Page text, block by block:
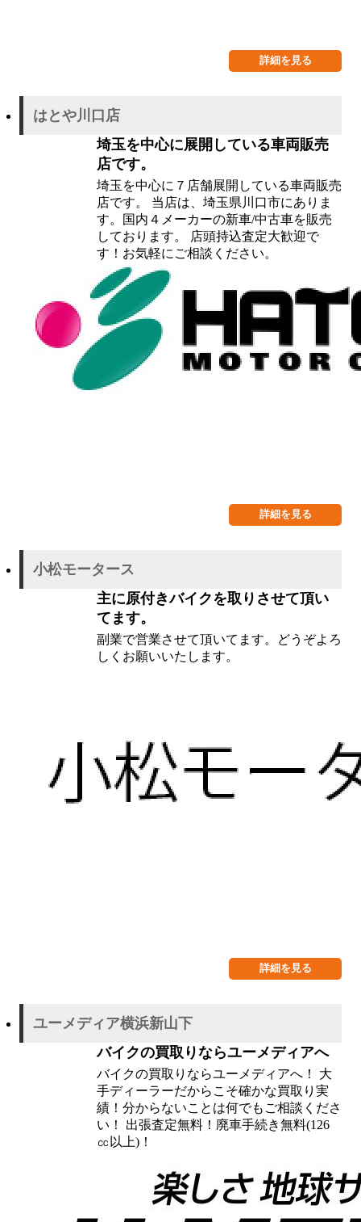
詳細を見る
はとや川口店
埼玉を中心に展開している車両販売
店です。
埼玉を中心に７店舗展開している車両販売
店です。 当店は、埼玉県川口市にありま
す。国内４メーカーの新車/中古車を販売
しております。 店頭持込査定大歓迎で
す！お気軽にご相談ください。
詳細を見る
小松モータース
主に原付きバイクを取りさせて頂い
てます。
副業で営業させて頂いてます。どうぞよろ
しくお願いいたします。
詳細を見る
ユーメディア横浜新山下
バイクの買取りならユーメディアへ
バイクの買取りならユーメディアへ！ 大
手ディーラーだからこそ確かな買取り実
績！分からないことは何でもご相談くださ
い！ 出張査定無料！廃車手続き無料(126
㏄以上)！